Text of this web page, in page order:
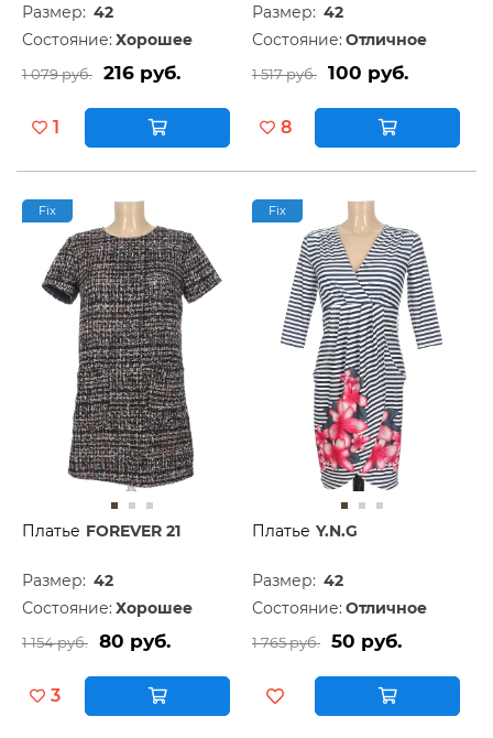
Размер: 42
Состояние: Хорошее
1 079 руб. 216 руб.
1
Размер: 42
Состояние: Отличное
1 517 руб. 100 руб.
8
Fix
Платье FOREVER 21
Размер: 42
Состояние: Хорошее
1 154 руб. 80 руб.
3
Fix
Платье Y.N.G
Размер: 42
Состояние: Отличное
1 765 руб. 50 руб.